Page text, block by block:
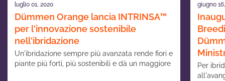
luglio 01, 2020
Dümmen Orange lancia INTRINSA™
per l'innovazione sostenibile
nell'ibridazione
Un'ibridazione sempre più avanzata rende fiori e
piante più forti, più sostenibili e dà un maggiore
giugno
Per